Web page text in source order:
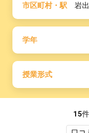
市区町村・駅 岩
学年
授業形式
15